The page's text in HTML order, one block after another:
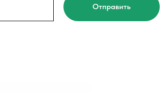
Отправить